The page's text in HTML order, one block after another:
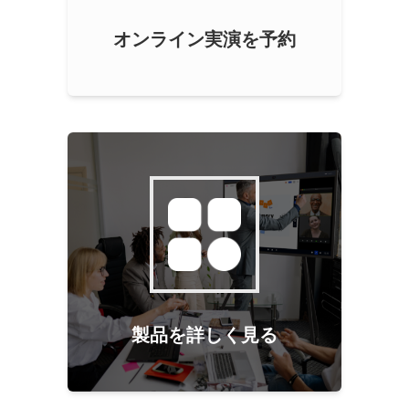
オンライン実演を予約
製品を詳しく見る